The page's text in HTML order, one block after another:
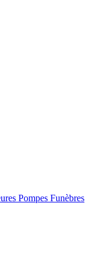
Pompes Funèbres